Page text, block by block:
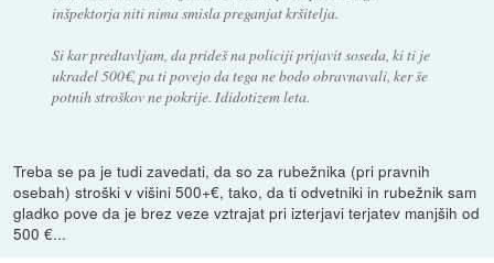
inšpektorja niti nima smisla preganjat kršitelja.
Si kar predtavljam, da prideš na policiji prijavit soseda, ki ti je
ukradel 500€, pa ti povejo da tega ne bodo obravnavali, ker še
potnih stroškov ne pokrije. Ididotizem leta.
Treba se pa je tudi zavedati, da so za rubežnika (pri pravnih
osebah) stroški v višini 500+€, tako, da ti odvetniki in rubežnik sam
gladko pove da je brez veze vztrajat pri izterjavi terjatev manjših od
500 €...